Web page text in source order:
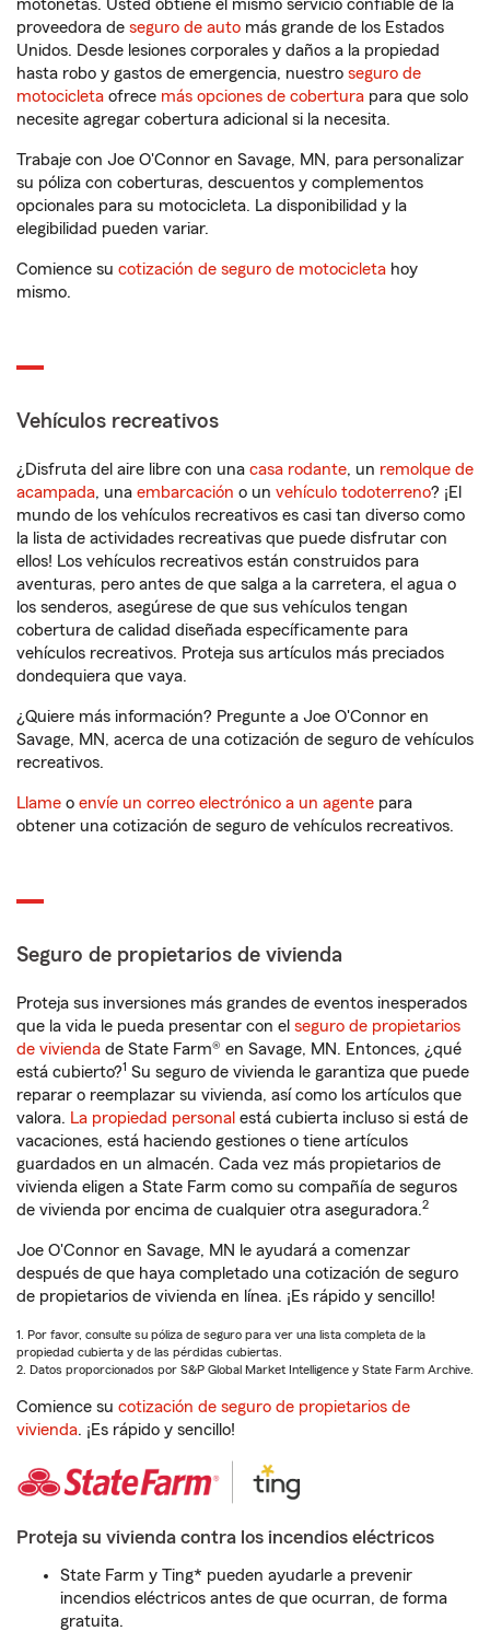
motonetas. Usted obtiene el mismo servicio confiable de la
proveedora de seguro de auto más grande de los Estados
Unidos. Desde lesiones corporales y daños a la propiedad
hasta robo y gastos de emergencia, nuestro seguro de
motocicleta ofrece más opciones de cobertura para que solo
necesite agregar cobertura adicional si la necesita.
Trabaje con Joe O'Connor en Savage, MN, para personalizar
su póliza con coberturas, descuentos y complementos
opcionales para su motocicleta. La disponibilidad y la
elegibilidad pueden variar.
Comience su cotización de seguro de motocicleta hoy
mismo.
Vehículos recreativos
¿Disfruta del aire libre con una casa rodante, un remolque de
acampada, una embarcación o un vehículo todoterreno? ¡El
mundo de los vehículos recreativos es casi tan diverso como
la lista de actividades recreativas que puede disfrutar con
ellos! Los vehículos recreativos están construidos para
aventuras, pero antes de que salga a la carretera, el agua o
los senderos, asegúrese de que sus vehículos tengan
cobertura de calidad diseñada específicamente para
vehículos recreativos. Proteja sus artículos más preciados
dondequiera que vaya.
¿Quiere más información? Pregunte a Joe O'Connor en
Savage, MN, acerca de una cotización de seguro de vehículos
recreativos.
Llame o envíe un correo electrónico a un agente para
obtener una cotización de seguro de vehículos recreativos.
Seguro de propietarios de vivienda
Proteja sus inversiones más grandes de eventos inesperados
que la vida le pueda presentar con el seguro de propietarios
de vivienda de State Farm® en Savage, MN. Entonces, ¿qué
está cubierto?1 Su seguro de vivienda le garantiza que puede
reparar o reemplazar su vivienda, así como los artículos que
valora. La propiedad personal está cubierta incluso si está de
vacaciones, está haciendo gestiones o tiene artículos
guardados en un almacén. Cada vez más propietarios de
vivienda eligen a State Farm como su compañía de seguros
de vivienda por encima de cualquier otra aseguradora.2
Joe O'Connor en Savage, MN le ayudará a comenzar
después de que haya completado una cotización de seguro
de propietarios de vivienda en línea. ¡Es rápido y sencillo!
1. Por favor, consulte su póliza de seguro para ver una lista completa de la
propiedad cubierta y de las pérdidas cubiertas.
2. Datos proporcionados por S&P Global Market Intelligence y State Farm Archive.
Comience su cotización de seguro de propietarios de
vivienda. ¡Es rápido y sencillo!
Proteja su vivienda contra los incendios eléctricos
State Farm y Ting* pueden ayudarle a prevenir
incendios eléctricos antes de que ocurran, de forma
gratuita.